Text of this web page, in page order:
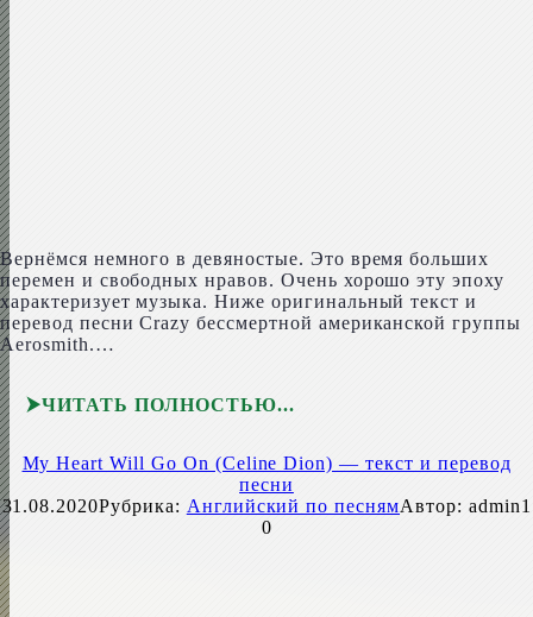
Вернёмся немного в девяностые. Это время больших
перемен и свободных нравов. Очень хорошо эту эпоху
характеризует музыка. Ниже оригинальный текст и
перевод песни Crazy бессмертной американской группы
Aerosmith.…
ЧИТАТЬ ПОЛНОСТЬЮ
My Heart Will Go On (Celine Dion) — текст и перевод
песни
31.08.2020Рубрика: Английский по песнямАвтор: admin1
0